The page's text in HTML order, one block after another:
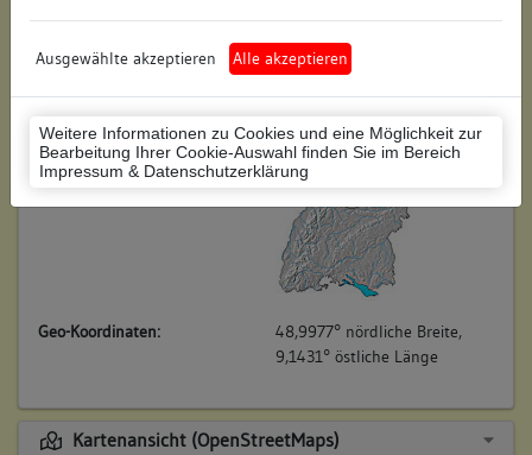
Ausgewählte akzeptieren Alle akzeptieren
Weitere Informationen zu Cookies und eine Möglichkeit zur
Bearbeitung Ihrer Cookie-Auswahl finden Sie im Bereich
Impressum & Datenschutzerklärung
Flurstücknummer: keine
Historischer Straßenname: keiner
Lage des Wohnplatzes:
Geo-Koordinaten:
48,9977° nördliche Breite,
9,1431° östliche Länge
Kartenansicht (OpenStreetMaps)